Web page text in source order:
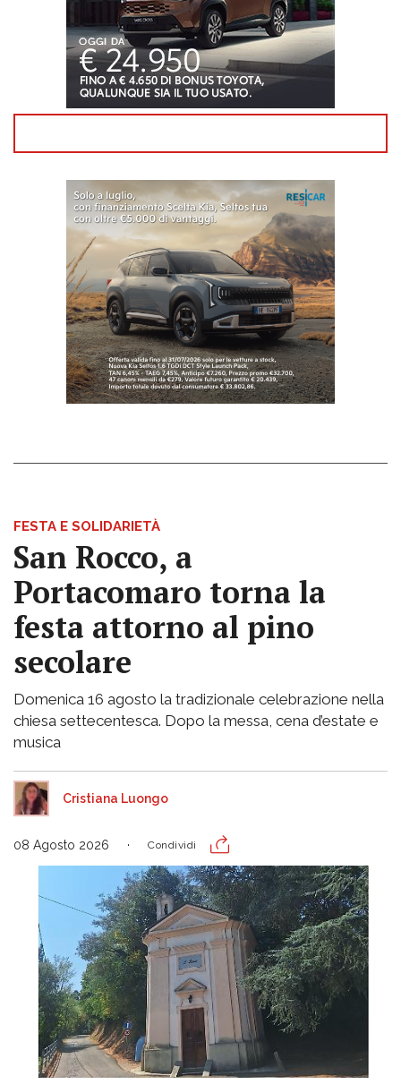
FESTA E SOLIDARIETÀ
San Rocco, a
Portacomaro torna la
festa attorno al pino
secolare
Domenica 16 agosto la tradizionale celebrazione nella
chiesa settecentesca. Dopo la messa, cena d’estate e
musica
Cristiana Luongo
08 Agosto 2026 Condividi